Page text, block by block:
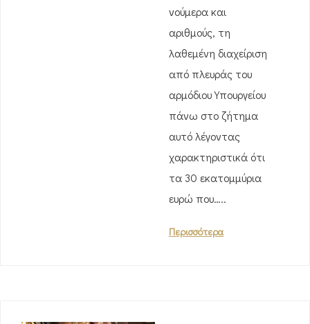
νούμερα και
αριθμούς, τη
λαθεμένη διαχείριση
από πλευράς του
αρμόδιου Υπουργείου
πάνω στο ζήτημα
αυτό λέγοντας
χαρακτηριστικά ότι
τα 30 εκατομμύρια
ευρώ που…..
Περισσότερα